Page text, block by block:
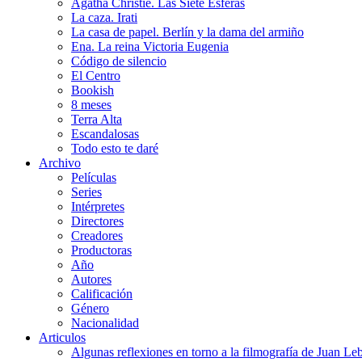
Agatha Christie. Las Siete Esferas
La caza. Irati
La casa de papel. Berlín y la dama del armiño
Ena. La reina Victoria Eugenia
Código de silencio
El Centro
Bookish
8 meses
Terra Alta
Escandalosas
Todo esto te daré
Archivo
Películas
Series
Intérpretes
Directores
Creadores
Productoras
Año
Autores
Calificación
Género
Nacionalidad
Articulos
Algunas reflexiones en torno a la filmografía de Juan